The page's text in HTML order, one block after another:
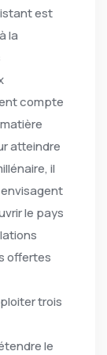
est
la
compte
atteindre
il
le pays
offertes
trois
le